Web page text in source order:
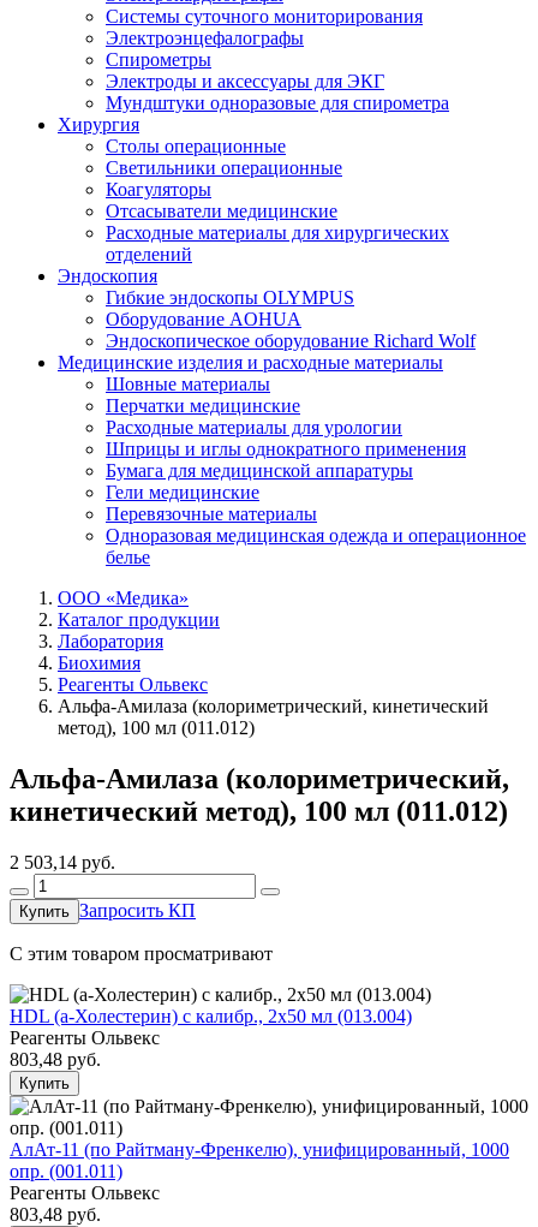
Системы суточного мониторирования
Электроэнцефалографы
Спирометры
Электроды и аксессуары для ЭКГ
Мундштуки одноразовые для спирометра
Хирургия
Столы операционные
Светильники операционные
Коагуляторы
Отсасыватели медицинские
Расходные материалы для хирургических
отделений
Эндоскопия
Гибкие эндоскопы OLYMPUS
Оборудование AOHUA
Эндоскопическое оборудование Richard Wolf
Медицинские изделия и расходные материалы
Шовные материалы
Перчатки медицинские
Расходные материалы для урологии
Шприцы и иглы однократного применения
Бумага для медицинской аппаратуры
Гели медицинские
Перевязочные материалы
Одноразовая медицинская одежда и операционное
белье
ООО «Медика»
Каталог продукции
Лаборатория
Биохимия
Реагенты Ольвекс
Альфа-Амилаза (колориметрический, кинетический
метод), 100 мл (011.012)
Альфа-Амилаза (колориметрический,
кинетический метод), 100 мл (011.012)
2 503,14 руб.
Купить Запросить КП
C этим товаром просматривают
HDL (a-Холестерин) с калибр., 2х50 мл (013.004)
Реагенты Ольвекс
803,48 руб.
Купить
АлАт-11 (по Райтману-Френкелю), унифицированный, 1000
опр. (001.011)
Реагенты Ольвекс
803,48 руб.